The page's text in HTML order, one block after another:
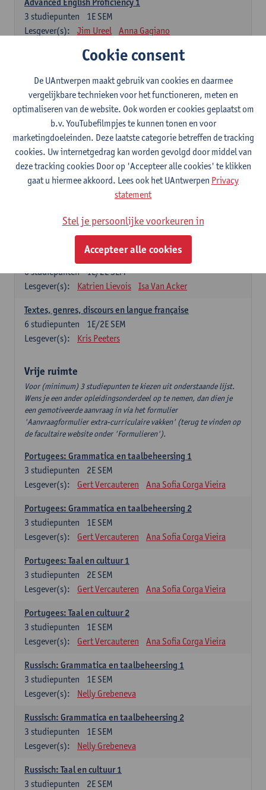
1E SEM
3 studiepunten
Lesgever(s):
Jim Ureel Anna Gagiano
Advanced English Proficiency 2
Lesgever(s):
Jim Ureel Anna Gagiano
Communication in English 1: Analysing Texts in Context
1E/2E SEM
studiepunten
Lesgever(s):
Nina Reviers
Anna Gagiano
Donata Lisaite
Frans: verplichte opleidingsonderdelen
1E/2E SEM
studiepunten
Katrien Lievois
Maîtrise du français écrit et oral
1E/2E SEM
6studiepunten
Lesgever(s):
Katrien Lievois Isa Van Acker
Textes, genres, discours en langue française
1E/2E SEM
6 studiepunten
Lesgever(s):
Kris Peeters
Vrije ruimte
Voor (minimum) 3 studiepunten te kiezen uit onderstaande lijst.
Wens je een ander opleidingsonderdeel op te nemen, dan dien je
een gemotiveerde aanvraag in via het formulier
'Aanvraagformulier extra-curriculaire vakken' (terug te vinden op
de facultaire website onder 'Formulieren').
Portugees: Grammatica en taalbeheersing 1
2E SEM
3 studiepunten
Lesgever(s):
Gert Vercauteren Ana Sofia Corga Vieira
Portugees: Grammatica en taalbeheersing 2
1E SEM
3 studiepunten
Lesgever(s):
Gert Vercauteren Ana Sofia Corga Vieira
Portugees: Taal en cultuur 1
2E SEM
3 studiepunten
Lesgever(s):
Gert Vercauteren Ana Sofia Corga Vieira
Portugees: Taal en cultuur 2
1E SEM
3 studiepunten
Lesgever(s):
Gert Vercauteren Ana Sofia Corga Vieira
Russisch: Grammatica en taalbeheersing 1
1E SEM
3 studiepunten
Lesgever(s):
Nelly Grebeneva
Russisch: Grammatica en taalbeheersing 2
1E SEM
3 studiepunten
Lesgever(s):
Nelly Grebeneva
Russisch: Taal en cultuur 1
2E SEM
3 studiepunten
Cookie consent
De UAntwerpen maakt gebruik van cookies en daarmee
vergelijkbare technieken voor het functioneren, meten en
optimaliseren van de website. Ook worden er cookies geplaatst om
b.v. YouTubefilmpjes te kunnen tonen en voor
marketingdoeleinden. Deze laatste categorie betreffen de tracking
cookies. Uw internetgedrag kan worden gevolgd door middel van
deze tracking cookies Door op 'Accepteer alle cookies' te klikken
gaat u hiermee akkoord. Lees ook het UAntwerpen Privacy
statement
Stel je persoonlijke voorkeuren in
Accepteer alle cookies